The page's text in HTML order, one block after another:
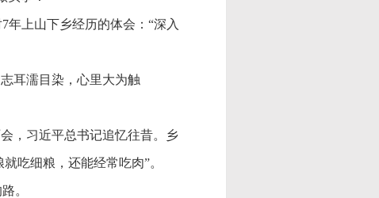
7年上山下乡经历的体会：“深入
耳濡目染，心里大为触
，习近平总书记追忆往昔。乡
吃细粮，还能经常吃肉”。
。